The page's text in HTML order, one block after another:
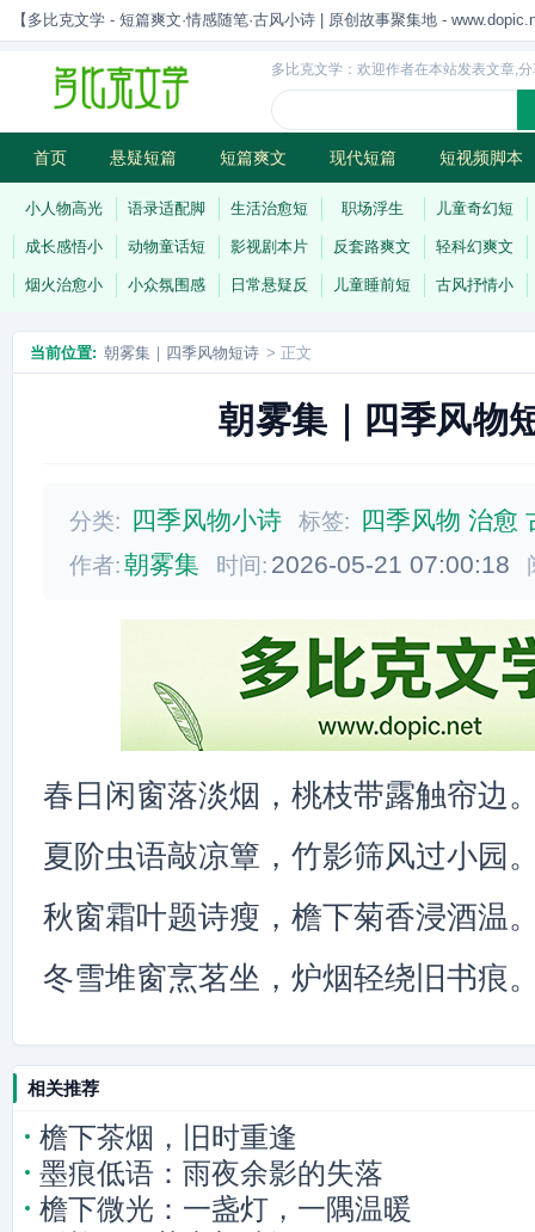
【多比克文学 - 短篇爽文·情感随笔·古风小诗 | 原创故事聚集地 -
多比克文学：欢迎作者在本站发表文章,
首页 悬疑短篇 短篇爽文 现代短篇 短视频脚本
古风小诗 科幻短篇 现代小诗 连载
小人物高光 语录适配脚 生活治愈短 职场浮生 儿童奇幻短
成长感悟小 动物童话短 影视剧本片 反套路爽文 轻科幻爽文
烟火治愈小 小众氛围感 日常悬疑反 儿童睡前短 古风抒情小
当前位置: 朝雾集｜四季风物短诗 > 正文
朝雾集｜四季风物
分类: 四季风物小诗 标签: 四季风物 治愈
作者:朝雾集 时间: 2026-05-21 07:00:18
春日闲窗落淡烟，桃枝带露触帘边
夏阶虫语敲凉簟，竹影筛风过小园
秋窗霜叶题诗瘦，檐下菊香浸酒温
冬雪堆窗烹茗坐，炉烟轻绕旧书痕
相关推荐
檐下茶烟，旧时重逢
墨痕低语：雨夜余影的失落
檐下微光：一盏灯，一隅温暖